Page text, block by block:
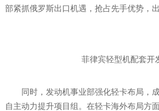
部紧抓俄罗斯出口机遇，抢占先手优势，
菲律宾轻型机配套开
同时，发动机事业部强化轻卡布局，
自主动力提升项目组。在轻卡海外布局方